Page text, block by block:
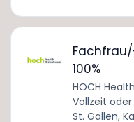
100%
HOCH
Vollzeit
St. Gallen,